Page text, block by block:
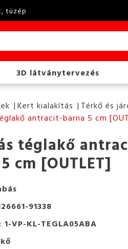
tüzép
3D látványtervezés
Kert kialakítás Térkő és
antracit-barna 5 cm
téglakő
cm [OUTLET]
91338
1-VP-KL-TEGLA05ABA